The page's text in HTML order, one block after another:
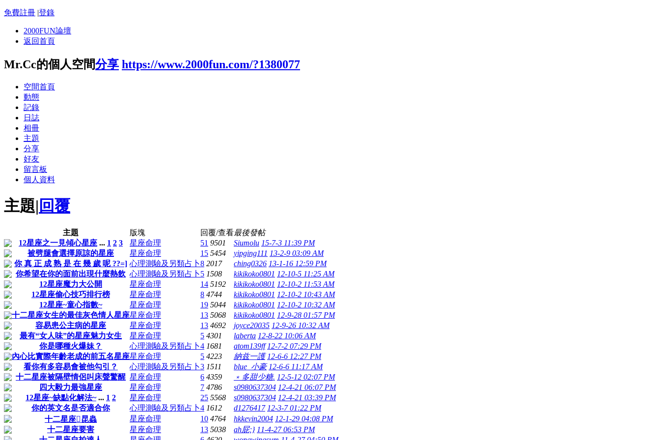
免費註冊 |登錄
2000FUN論壇
返回首頁
Mr.Cc的個人空間分享 https://www.2000fun.com/?1380077
空間首頁
動態
記錄
日誌
相冊
主題
分享
好友
留言板
個人資料
主題| 回覆
主題 版塊 回覆/查看最後發帖
12星座之一見傾心星座 ... 1 2 3 星座命理 51 9501 Siumolu 15-7-3 11:39 PM
被劈腿會選擇原諒的星座
星座命理 15 5454 yipging111 13-2-9 03:09 AM
你 真 正 成 熟 是 在 幾 歲 呢 ??=] 心理測驗及另類占卜8 2017 ching0326 13-1-16 12:59 PM
你希望在你的面前出現什麼熱飲 心理測驗及另類占卜5 1508 kikikoko0801 12-10-5 11:25 AM
12星座魔力大公開
星座命理 14 5192 kikikoko0801 12-10-2 11:53 AM
12星座偷心技巧排行榜
星座命理 8 4744 kikikoko0801 12-10-2 10:43 AM
12星座~童心指數~
星座命理 19 5044 kikikoko0801 12-10-2 10:32 AM
十二星座女生的最佳灰色情人星座星座命理 13 5068 kikikoko0801 12-9-28 01:57 PM
容易患公主病的星座
星座命理 13 4692 joyce20035 12-9-26 10:32 AM
最有“女人味”的星座魅力女生
星座命理 5 4301 laberta 12-8-22 10:06 AM
你是哪種火爆妹？
心理測驗及另類占卜4 1681 atom139ff 12-7-2 07:29 PM
內心比實際年齡老成的前五名星座星座命理 5 4223 納兹一護 12-6-6 12:27 PM
看你有多容易會被他勾引？
心理測驗及另類占卜3 1511 blue_小豪 12-6-6 11:17 AM
十二星座被隔壁情侶叫床聲驚醒 星座命理 6 4359 ﹡多甜少糖. 12-5-12 02:07 PM
四大毅力最強星座
星座命理 7 4786 s0980637304 12-4-21 06:07 PM
12星座~缺點化解法~ ... 1 2 星座命理 25 5568 s0980637304 12-4-21 03:39 PM
你的英文名是否適合你
心理測驗及另類占卜4 1612 d1276417 12-3-7 01:22 PM
十二星座昆蟲
星座命理 10 4764 hkkevin2004 12-1-29 04:08 PM
十二星座要害
星座命理 13 5038 ah屁;} 11-4-27 06:53 PM